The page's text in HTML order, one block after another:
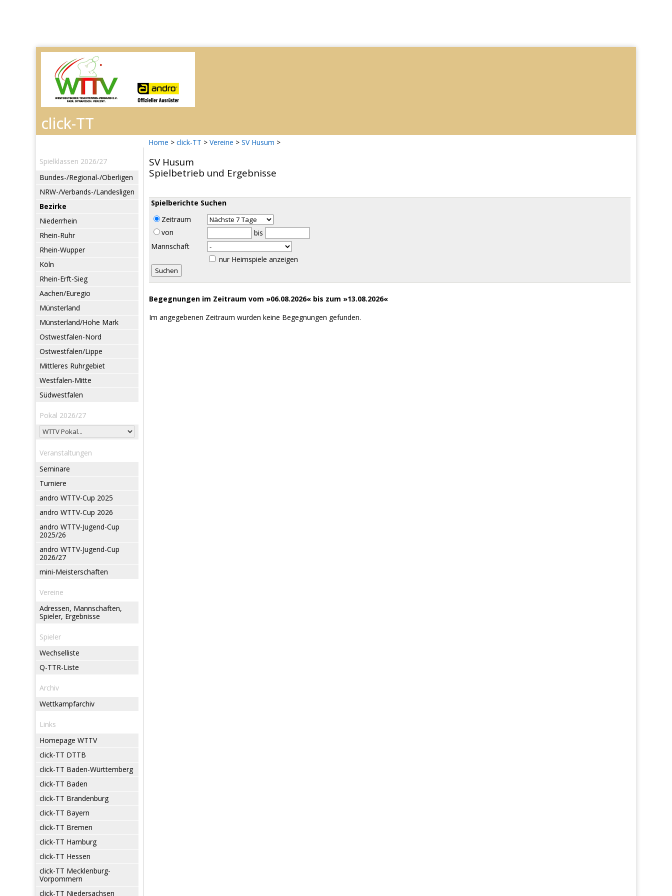
Home > click-TT > Vereine > SV Husum >
Spielklassen 2026/27
Bundes-/Regional-/Oberligen
NRW-/Verbands-/Landesligen
Bezirke
Niederrhein
Rhein-Ruhr
Rhein-Wupper
Köln
Rhein-Erft-Sieg
Aachen/Euregio
Münsterland
Münsterland/Hohe Mark
Ostwestfalen-Nord
Ostwestfalen/Lippe
Mittleres Ruhrgebiet
Westfalen-Mitte
Südwestfalen
Pokal 2026/27
Veranstaltungen
Seminare
Turniere
andro WTTV-Cup 2025
andro WTTV-Cup 2026
andro WTTV-Jugend-Cup
2025/26
andro WTTV-Jugend-Cup
2026/27
mini-Meisterschaften
Vereine
Adressen, Mannschaften,
Spieler, Ergebnisse
Spieler
Wechselliste
Q-TTR-Liste
Archiv
Wettkampfarchiv
Links
Homepage WTTV
click-TT DTTB
click-TT Baden-Württemberg
click-TT Baden
click-TT Brandenburg
click-TT Bayern
click-TT Bremen
click-TT Hamburg
click-TT Hessen
click-TT Mecklenburg-
Vorpommern
click-TT Niedersachsen
SV Husum
Spielbetrieb und Ergebnisse
Spielberichte Suchen
Zeitraum
von
bis
Mannschaft
nur Heimspiele anzeigen
Begegnungen im Zeitraum vom »06.08.2026« bis zum »13.08.2026«
Im angegebenen Zeitraum wurden keine Begegnungen gefunden.